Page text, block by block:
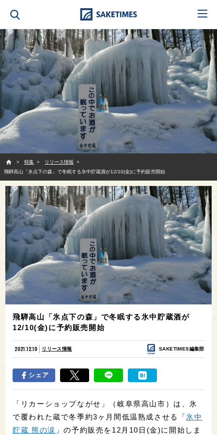
特集
リリース情報
飛騨高山「氷点下の森」で冬眠する氷中貯蔵酒が12/10(金)に予約販売開始
飛騨高山「氷点下の森」で冬眠する氷中貯蔵酒が
12/10(金)に予約販売開始
2021.12.10 リリース情報 SAKETIMES編集部
シェア
「リカーショップながせ」（岐阜県高山市）は、氷
で覆われた蔵で冬季約3ヶ月間低温熟成させる「氷中
貯蔵 熊の涙 」の予約販売を12月10日(金)に開始しま